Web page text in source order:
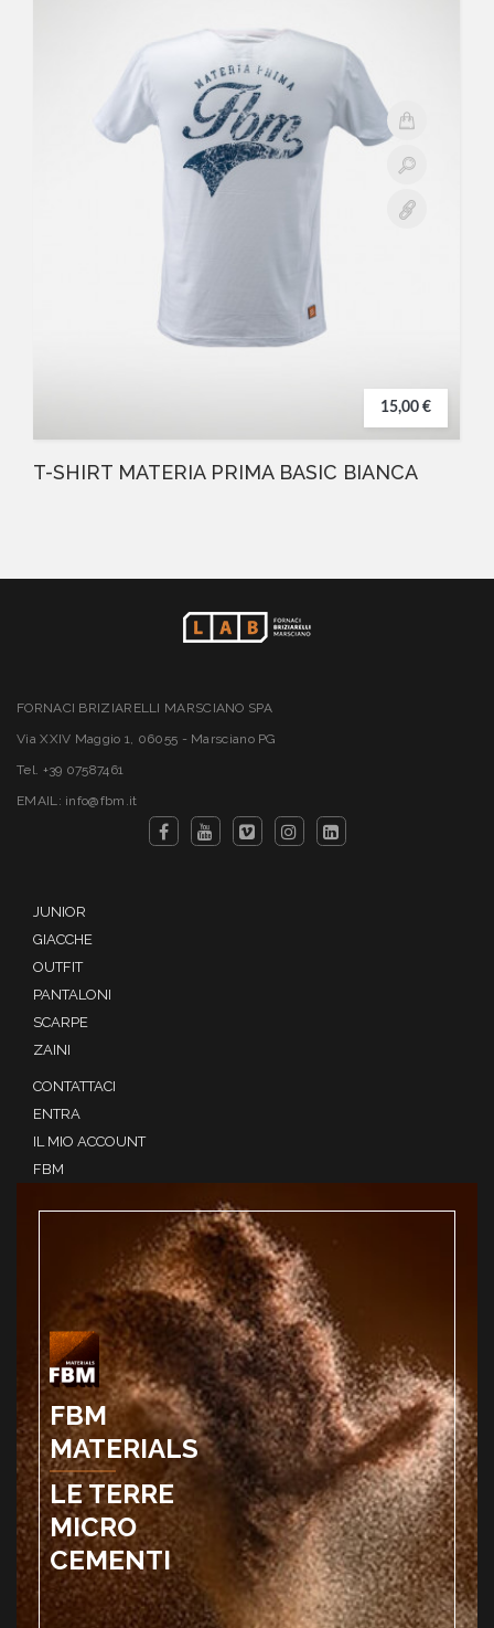
15,00 €
T-SHIRT MATERIA PRIMA BASIC BIANCA
FORNACI BRIZIARELLI MARSCIANO SPA
Via XXIV Maggio 1, 06055 - Marsciano PG
Tel. +39 07587461
EMAIL: info@fbm.it
JUNIOR
GIACCHE
OUTFIT
PANTALONI
SCARPE
ZAINI
CONTATTACI
ENTRA
IL MIO ACCOUNT
FBM
FBM
MATERIALS
LE TERRE
MICRO
CEMENTI